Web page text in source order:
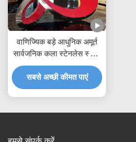
वाणिज्यिक बड़े आधुनिक अमूर्त
सार्वजनिक कला स्टेनलेस स्टील
मूर्तिकला
सबसे अच्छी कीमत पाएं